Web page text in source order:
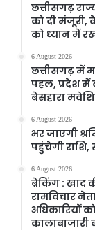
छत्तीसगढ़
को दी मंजूरी,
को ध्यान में
6 August 2026
छत्तीसगढ़ में
पहल, प्रदेश में
बेसहारा
6 August 2026
भर जाएगी
पहुंचेगी राशि,
6 August 2026
ब्रेकिंग : खाद
रामविचार
अधिकारियों
कालाबाजारी